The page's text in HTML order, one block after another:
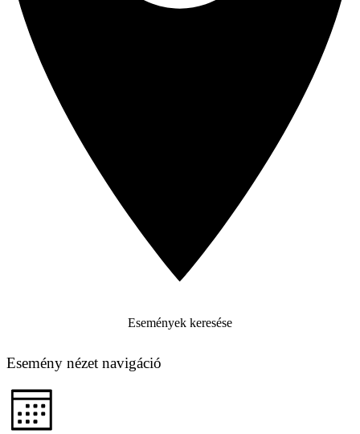
Események keresése
Esemény nézet navigáció